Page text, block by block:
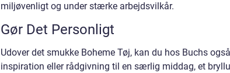
miljøvenligt og under stærke arbejdsvilkår.
Gør Det Personligt
Udover det smukke Boheme Tøj, kan du hos Buchs
inspiration eller rådgivning til en særlig middag, et